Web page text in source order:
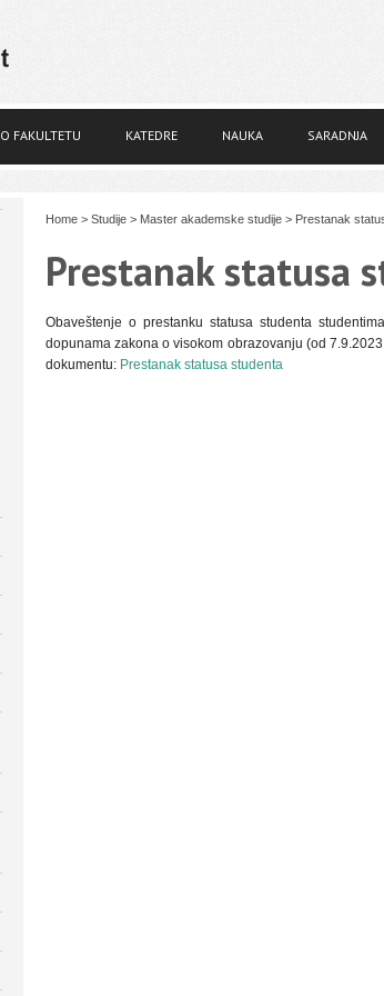
O FAKULTETU KATEDRE NAUKA SARADNJA
Home > Studije > Master akademske studije > Prestanak
Prestanak statusa
Obaveštenje o prestanku statusa studenta
dopunama zakona o visokom obrazovanju (od
dokumentu: Prestanak statusa studenta